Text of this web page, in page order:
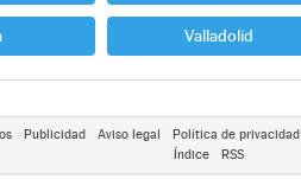
Valladolid
Publicidad Aviso legal Política de privacidad
Índice
RSS